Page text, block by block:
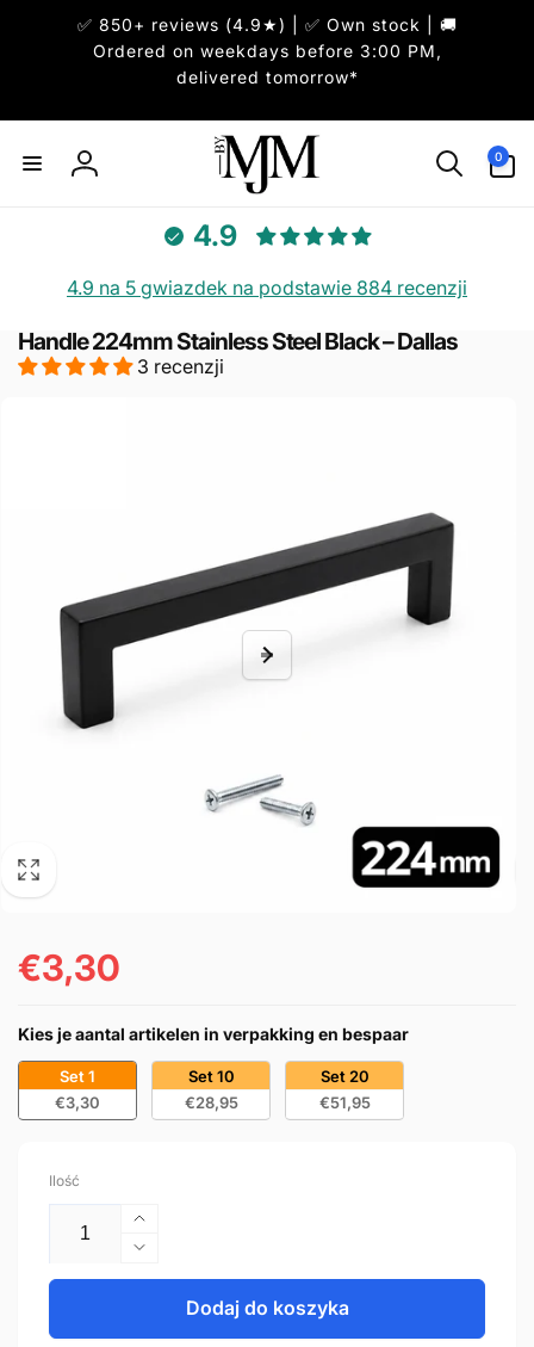
✅ 850+ reviews (4.9★) | ✅ Own stock | 🚚
Ordered on weekdays before 3:00 PM,
delivered tomorrow*
Zaloguj
0
pozycje(-
4.9
4.9 na 5 gwiazdek na podstawie 884 recenzji
Handle 224mm Stainless Steel Black – Dallas
3 recenzji
Pomiń,
aby
Cena
€3,30
Kies je aantal artikelen in verpakking en bespaar
Set 1
€3,30
Set 10
€28,95
Set 20
€51,95
Ilość
Zwiększ
ilość
dla
Handle
Zmniejsz
ilość
Handle
Dodaj do koszyka